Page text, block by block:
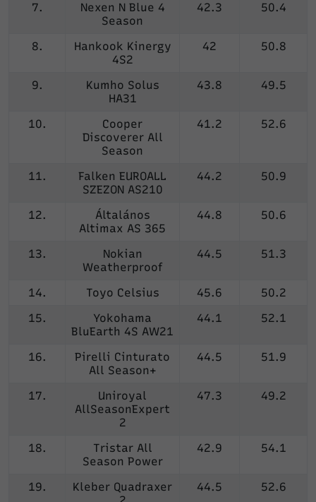
7.
Nexen N Blue 4
Season
42.3 50.4
8.
Hankook Kinergy
4S2
42 50.8
9.
Kumho Solus
HA31
43.8 49.5
10.
Cooper
Discoverer All
Season
41.2 52.6
11.
Falken EUROALL
SZEZON AS210
44.2 50.9
12.
Általános
Altimax AS 365
44.8 50.6
13.
Nokian
Weatherproof
44.5 51.3
14. Toyo Celsius 45.6
50.2
15.
Yokohama
BluEarth 4S AW21
44.1 52.1
16.
Pirelli Cinturato
All Season+
44.5 51.9
17.
Uniroyal
AllSeasonExpert
2
47.3 49.2
18.
Tristar All
Season Power
42.9 54.1
19.
Kleber Quadraxer
44.5 52.6